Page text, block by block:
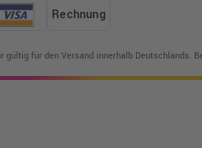
Rechnung
gültig für den Versand innerhalb Deutschlands.